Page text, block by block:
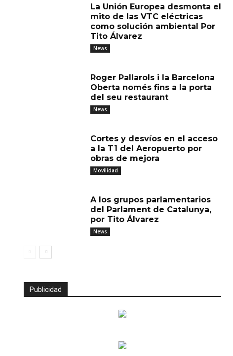
La Unión Europea desmonta el
mito de las VTC eléctricas
como solución ambiental Por
Tito Álvarez
News
Roger Pallarols i la Barcelona
Oberta només fins a la porta
del seu restaurant
News
Cortes y desvíos en el acceso
a la T1 del Aeropuerto por
obras de mejora
Movilidad
A los grupos parlamentarios
del Parlament de Catalunya,
por Tito Álvarez
News
Publicidad